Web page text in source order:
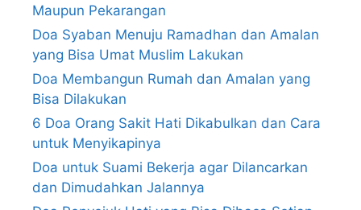
Maupun Pekarangan
Doa Syaban Menuju Ramadhan dan Amalan
yang Bisa Umat Muslim Lakukan
Doa Membangun Rumah dan Amalan yang
Bisa Dilakukan
6 Doa Orang Sakit Hati Dikabulkan dan Cara
untuk Menyikapinya
Doa untuk Suami Bekerja agar Dilancarkan
dan Dimudahkan Jalannya